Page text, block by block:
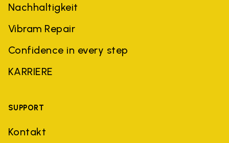
Nachhaltigkeit
Vibram Repair
Confidence in every step
KARRIERE
SUPPORT
Kontakt